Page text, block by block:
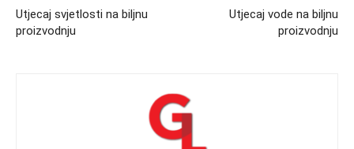
Utjecaj svjetlosti na biljnu
proizvodnju
Utjecaj vode na biljnu
proizvodnju